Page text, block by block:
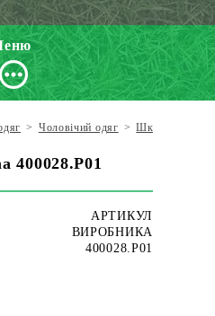
> Чоловічий одяг > Шкарпетки
400028.P01
АРТИКУЛ
ВИРОБНИКА
400028.P01